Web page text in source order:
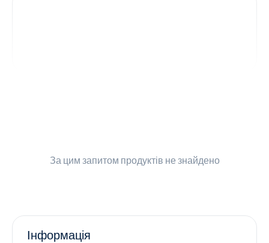
Всі продукти
За цим запитом продуктів не знайдено
Інформація